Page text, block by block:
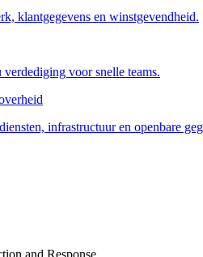
klantgegevens en winstgevendheid.
verdediging voor snelle teams.
infrastructuur en openbare
and Response.